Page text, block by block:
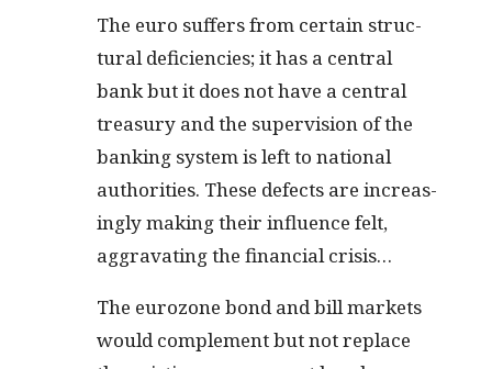
The euro suf­fers from cer­tain struc­
tur­al defi­cien­cies; it has a cen­tral
bank but it does not have a cen­tral
trea­sury and the super­vi­sion of the
bank­ing sys­tem is left to nation­al
author­i­ties. These defects are increas­
ing­ly mak­ing their influ­ence felt,
aggra­vat­ing the finan­cial crisis…
The euro­zone bond and bill mar­kets
would com­ple­ment but not replace